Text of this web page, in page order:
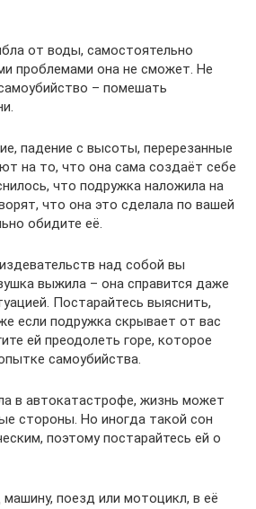
от воды, самостоятельно
проблемами она не сможет. Не
– помешать
падение с высоты, перерезанные
на то, что она сама создаёт себе
что подружка наложила на
что она это сделала по вашей
обидите её.
над собой вы
выжила – она справится даже
Постарайтесь выяснить,
если подружка скрывает от вас
ей преодолеть горе, которое
самоубийства.
в автокатастрофе, жизнь может
стороны. Но иногда такой сон
поэтому постарайтесь ей о
поезд или мотоцикл, в её